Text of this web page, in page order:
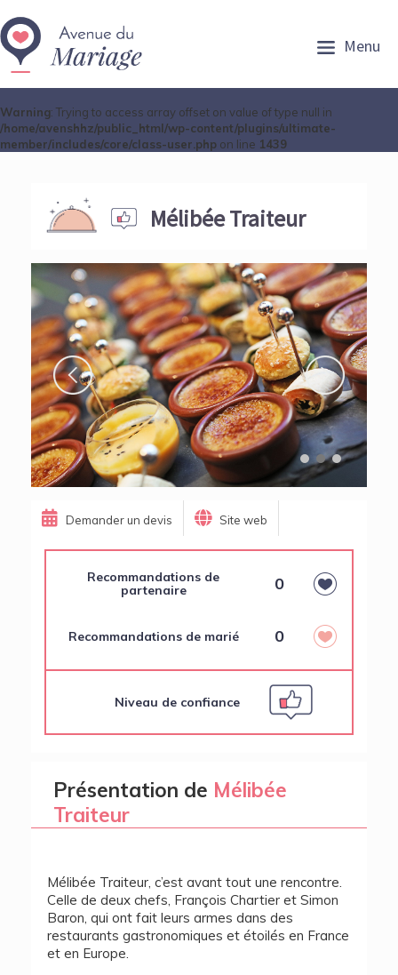
Menu
Warning: Trying to access array offset on value of type null in
/home/avenshhz/public_html/wp-content/plugins/ultimate-
member/includes/core/class-user.php on line 1439
Mélibée Traiteur
Demander un devis Site web
Recommandations de
partenaire
0
Recommandations de marié 0
Niveau de confiance
Présentation de Mélibée
Traiteur
Mélibée Traiteur, c’est avant tout une rencontre.
Celle de deux chefs, François Chartier et Simon
Baron, qui ont fait leurs armes dans des
restaurants gastronomiques et étoilés en France
et en Europe.